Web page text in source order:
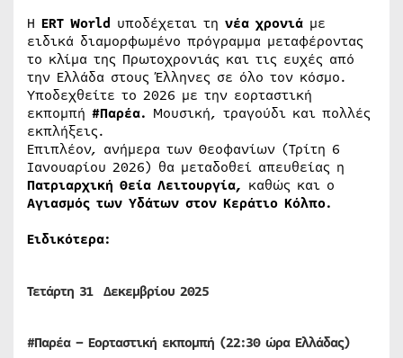
Η ERT World υποδέχεται τη νέα χρονιά με
ειδικά διαμορφωμένο πρόγραμμα μεταφέροντας
το κλίμα της Πρωτοχρονιάς και τις ευχές από
την Ελλάδα στους Έλληνες σε όλο τον κόσμο.
Υποδεχθείτε το 2026 με την εορταστική
εκπομπή #Παρέα. Μουσική, τραγούδι και πολλές
εκπλήξεις.
Επιπλέον, ανήμερα των Θεοφανίων (Τρίτη 6
Ιανουαρίου 2026) θα μεταδοθεί απευθείας η
Πατριαρχική Θεία Λειτουργία, καθώς και ο
Αγιασμός των Υδάτων στον Κεράτιο Κόλπο.
Ειδικότερα:
Τετάρτη 31 Δεκεμβρίου 2025
#Παρέα – Εορταστική εκπομπή (22:30 ώρα Ελλάδας)